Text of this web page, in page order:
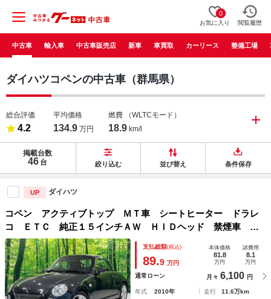
0
お気に入り 閲覧履歴
中古車 輸入車 中古車販売店 新車 車買取 カーリース 整備工場
ダイハツコペンの中古車（群馬県）
総合評価
4.2
平均価格
134.9 万円
燃費 （WLTCモード）
18.9 km/l
掲載台数
46 台 絞り込む 並び替え 条件保存
UP ダイハツ
コペン アクティブトップ ＭＴ車 シートヒーター ドラレ
コ ＥＴＣ 純正１５インチＡＷ ＨＩＤヘッド 禁煙車 盗
難防止システム 運転席／助手席エアバッグ パワーステアリ
ング パワーウィンドウ
支払総額(税込)
89.9 万円
本体価格
81.8
万円
諸費用
8.1
万円
通常ローン 月々 6,100 円
年式 2010年 走行
11.6万km